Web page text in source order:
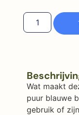
Wat maakt
puur blauwe
gebruik of